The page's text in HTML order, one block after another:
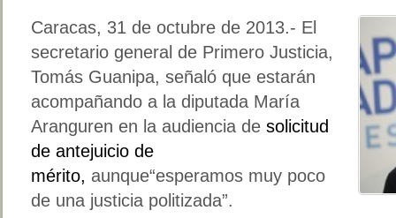
Caracas, 31 de octubre de 2013.- El
secretario general de Primero Justicia,
Tomás Guanipa, señaló que estarán
acompañando a la diputada María
Aranguren en la audiencia de solicitud
de antejuicio de
mérito, aunque“esperamos muy poco
de una justicia politizada”.